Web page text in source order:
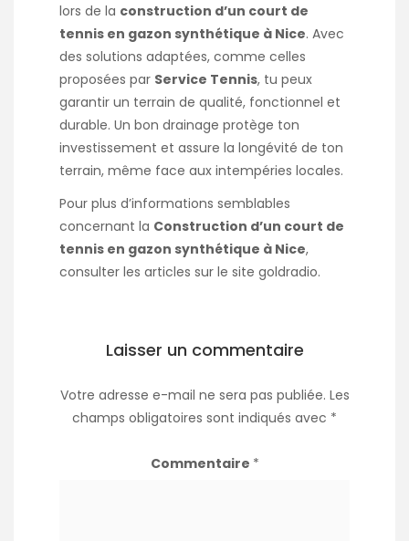
lors de la construction d’un court de
tennis en gazon synthétique à Nice. Avec
des solutions adaptées, comme celles
proposées par Service Tennis, tu peux
garantir un terrain de qualité, fonctionnel et
durable. Un bon drainage protège ton
investissement et assure la longévité de ton
terrain, même face aux intempéries locales.
Pour plus d’informations semblables
concernant la Construction d’un court de
tennis en gazon synthétique à Nice,
consulter les articles sur le site goldradio.
Laisser un commentaire
Votre adresse e-mail ne sera pas publiée. Les
champs obligatoires sont indiqués avec *
Commentaire *